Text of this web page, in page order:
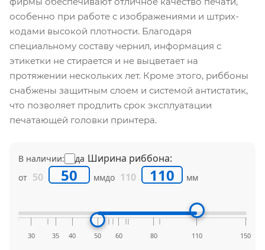
особенно при работе с изображениями и штрих-
кодами высокой плотности. Благодаря
специальному составу чернил, информация с
этикетки не стирается и не выцветает на
протяжении нескольких лет. Кроме этого, риббоны
снабжены защитным слоем и системой антистатик,
что позволяет продлить срок эксплуатации
печатающей головки принтера.
В наличии: да Ширина риббона:
от 50 ммдо 110 мм
30 35 40 50 60 80 110 150